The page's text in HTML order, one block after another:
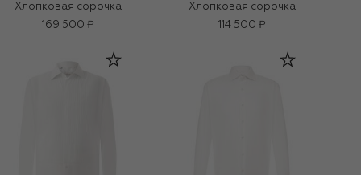
Хлопковая сорочка
169 500 ₽
Хлопковая сорочка
114 500 ₽